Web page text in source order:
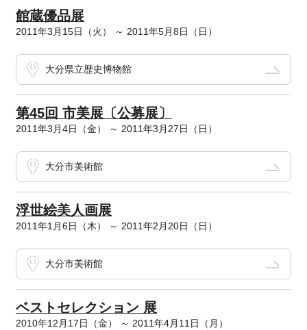
館蔵優品展
2011年3月15日（火） ～ 2011年5月8日（日）
大分県立歴史博物館
第45回 市美展〔公募展〕
2011年3月4日（金） ～ 2011年3月27日（日）
大分市美術館
浮世絵美人画展
2011年1月6日（木） ～ 2011年2月20日（日）
大分市美術館
ベストセレクション 展
2010年12月17日（金） ～ 2011年4月11日（月）